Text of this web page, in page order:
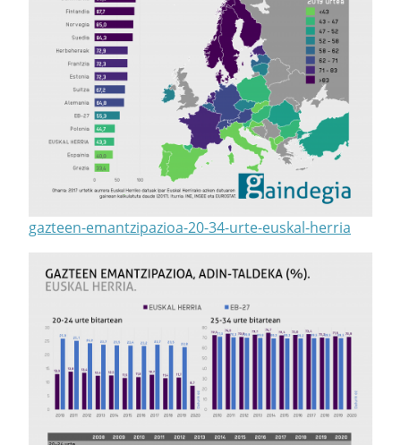
gazteen-emantzipazioa-20-34-urte-euskal-herria